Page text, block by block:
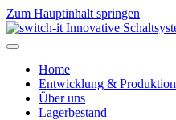
Zum Hauptinhalt springen
Home
Entwicklung & Produktion
Über uns
Lagerbestand